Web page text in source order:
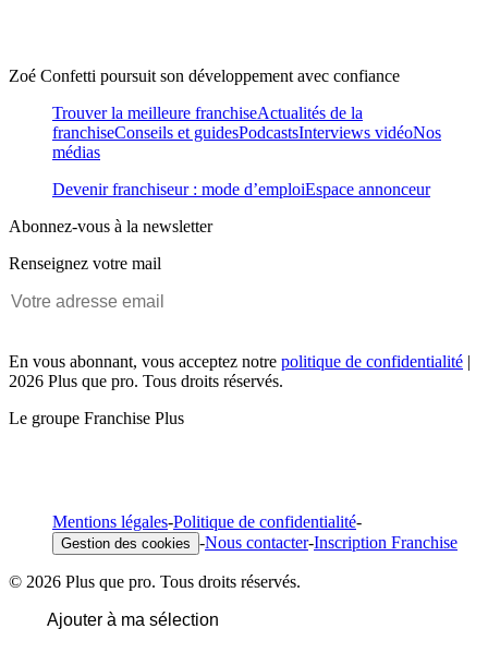
Zoé Confetti poursuit son développement avec confiance
Trouver la meilleure franchiseActualités de la
franchiseConseils et guidesPodcastsInterviews vidéoNos
médias
Devenir franchiseur : mode d’emploiEspace annonceur
Abonnez-vous à la newsletter
Renseignez votre mail
En vous abonnant, vous acceptez notre politique de confidentialité |
2026 Plus que pro. Tous droits réservés.
Le groupe Franchise Plus
Mentions légales-Politique de confidentialité-
Gestion des cookies -Nous contacter-Inscription Franchise
© 2026 Plus que pro. Tous droits réservés.
Ajouter à ma sélection